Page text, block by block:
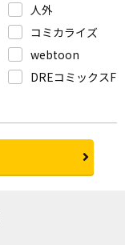
人外
コミカライズ
webtoon
DREコミックスF